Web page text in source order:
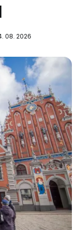
08. 2026